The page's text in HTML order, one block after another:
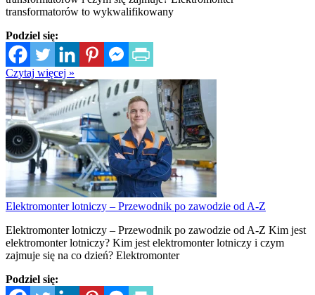
transformatorów to wykwalifikowany
Podziel się:
Czytaj więcej »
Elektromonter lotniczy – Przewodnik po zawodzie od A-Z
Elektromonter lotniczy – Przewodnik po zawodzie od A-Z Kim jest
elektromonter lotniczy? Kim jest elektromonter lotniczy i czym
zajmuje się na co dzień? Elektromonter
Podziel się: